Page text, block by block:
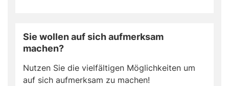
Sie wollen auf sich aufmerksam
machen?
Nutzen Sie die vielfältigen Möglichkeiten um
auf sich aufmerksam zu machen!